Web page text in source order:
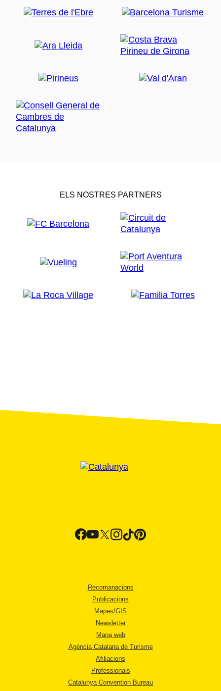
ELS NOSTRES PARTNERS
Recomanacions
Publicacions
Mapes/GIS
Newsletter
Mapa web
Agència Catalana de Turisme
Afiliacions
Professionals
Catalunya Convention Bureau